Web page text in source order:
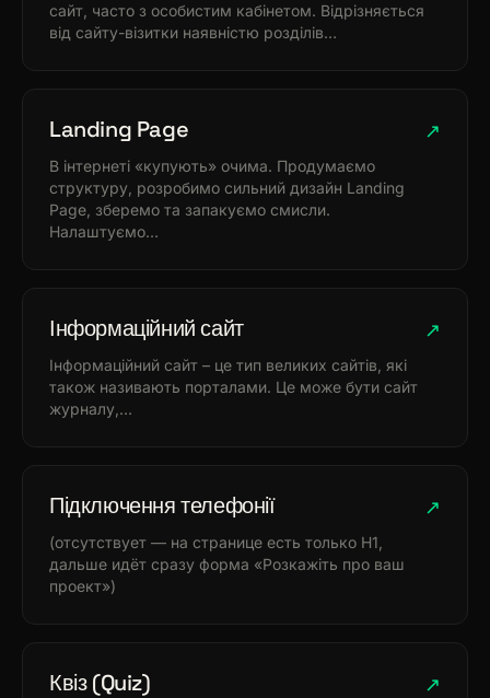
сайт, часто з особистим кабінетом. Відрізняється
від сайту-візитки наявністю розділів…
Landing Page
В інтернеті «купують» очима. Продумаємо
структуру, розробимо сильний дизайн Landing
Page, зберемо та запакуємо смисли.
Налаштуємо…
↗
Інформаційний сайт
Інформаційний сайт – це тип великих сайтів, які
також називають порталами. Це може бути сайт
журналу,…
↗
Підключення телефонії
(отсутствует — на странице есть только H1,
дальше идёт сразу форма «Розкажіть про ваш
проект»)
↗
Квіз (Quiz) ↗